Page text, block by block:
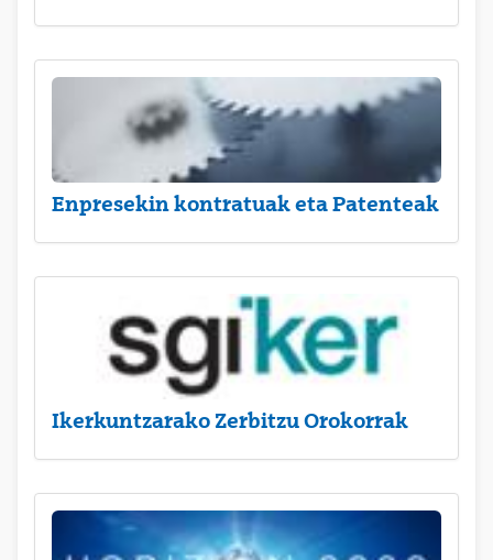
Enpresekin kontratuak eta Patenteak
Ikerkuntzarako Zerbitzu Orokorrak